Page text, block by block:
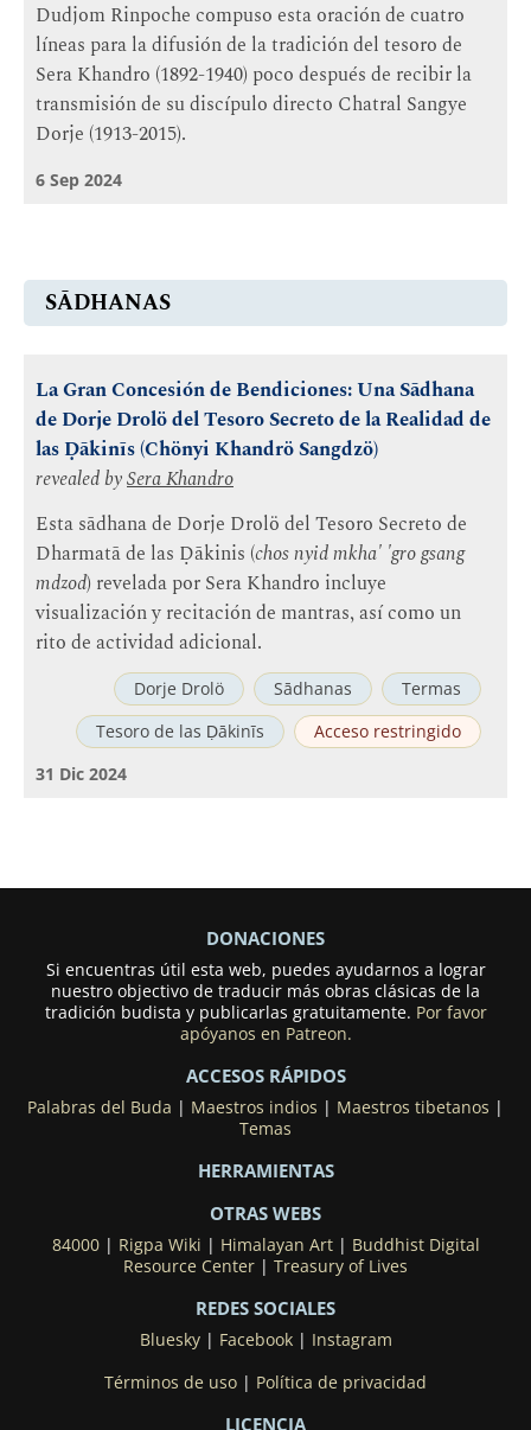
Dudjom Rinpoche compuso esta oración de cuatro
líneas para la difusión de la tradición del tesoro de
Sera Khandro (1892-1940) poco después de recibir la
transmisión de su discípulo directo Chatral Sangye
Dorje (1913-2015).
6 Sep 2024
SĀDHANAS
La Gran Concesión de Bendiciones: Una Sādhana
de Dorje Drolö del Tesoro Secreto de la Realidad de
las Ḍākinīs (Chönyi Khandrö Sangdzö)
revealed bySera Khandro
Esta sādhana de Dorje Drolö del Tesoro Secreto de
Dharmatā de las Ḍākinis (chos nyid mkha' 'gro gsang
mdzod) revelada por Sera Khandro incluye
visualización y recitación de mantras, así como un
rito de actividad adicional.
Dorje Drolö Sādhanas
Termas
Tesoro de las Ḍākinīs
Acceso restringido
31 Dic 2024
DONACIONES
Si encuentras útil esta web, puedes ayudarnos a lograr
nuestro objectivo de traducir más obras clásicas de la
tradición budista y publicarlas gratuitamente. Por favor
apóyanos en Patreon.
ACCESOS RÁPIDOS
Palabras del Buda | Maestros indios | Maestros tibetanos |
Temas
HERRAMIENTAS
OTRAS WEBS
84000| Rigpa Wiki | Himalayan Art| Buddhist Digital
Resource Center | Treasury of Lives
REDES SOCIALES
Bluesky| Facebook| Instagram
Términos de uso | Política de privacidad
LICENCIA